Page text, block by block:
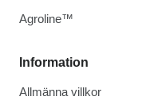
Information
Allmänna villkor
Agroline™